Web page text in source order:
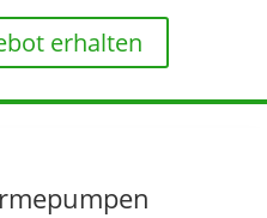
erhalten